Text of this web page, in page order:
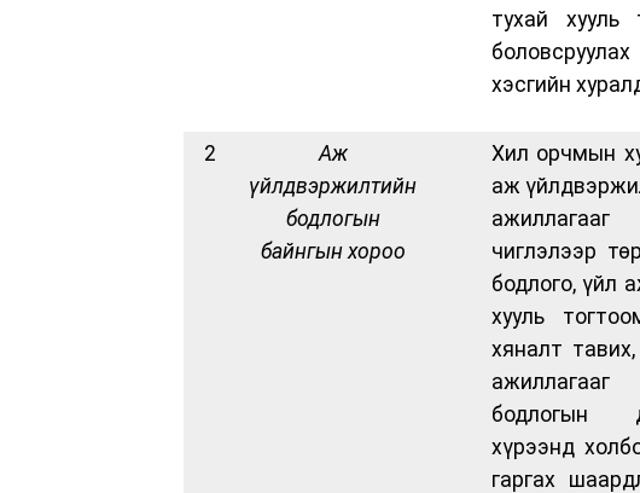
тухай хууль
хэсгийн
2
Аж
үйлдвэржилтийн
бодлогын
байнгын хороо
Хил орчмын
аж
чиглэлээр
бодлого, үйл
хууль
хяналт
бодлогын
хүрээнд
гаргах